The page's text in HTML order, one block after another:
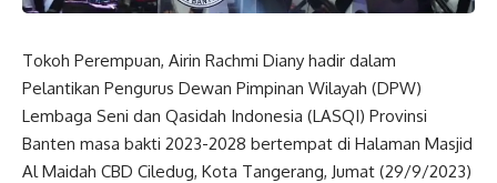
Tokoh Perempuan, Airin Rachmi Diany hadir dalam
Pelantikan Pengurus Dewan Pimpinan Wilayah (DPW)
Lembaga Seni dan Qasidah Indonesia (LASQI) Provinsi
Banten masa bakti 2023-2028 bertempat di Halaman Masjid
Al Maidah CBD Ciledug, Kota Tangerang, Jumat (29/9/2023)